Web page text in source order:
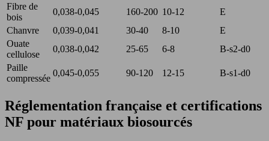
Fibre de
bois
0,038-0,045 160-200 10-12
E
Chanvre
0,039-0,041 30-40 8-10
E
Ouate
cellulose
0,038-0,042 25-65 6-8
B-s2-d0
Paille
compressée
0,045-0,055 90-120 12-15 B-s1-d0
Réglementation française et certifications
NF pour matériaux biosourcés